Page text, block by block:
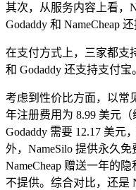
其次，从服务内容上看，
Godaddy 和 NameCheap
在支付方式上，三家都支
和 Godaddy 还支持支付宝
考虑到性价比方面，以常
年注册费用为 8.99 美元
Godaddy 需要 12.17 美元
外，NameSilo 提供永久免
NameCheap 赠送一年的
不提供。综合对比，还是